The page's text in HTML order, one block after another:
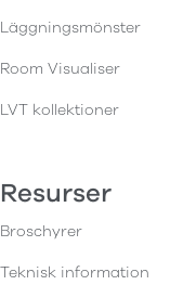
Läggningsmönster
Room Visualiser
LVT kollektioner
Resurser
Broschyrer
Teknisk information